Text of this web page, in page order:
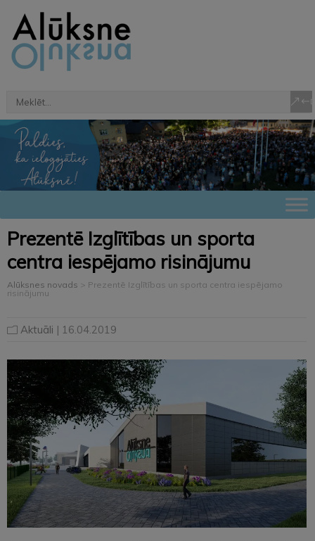
Prezentē Izglītības un sporta
centra iespējamo risinājumu
Alūksnes novads > Prezentē Izglītības un sporta centra iespējamo
risinājumu
Aktuāli | 16.04.2019